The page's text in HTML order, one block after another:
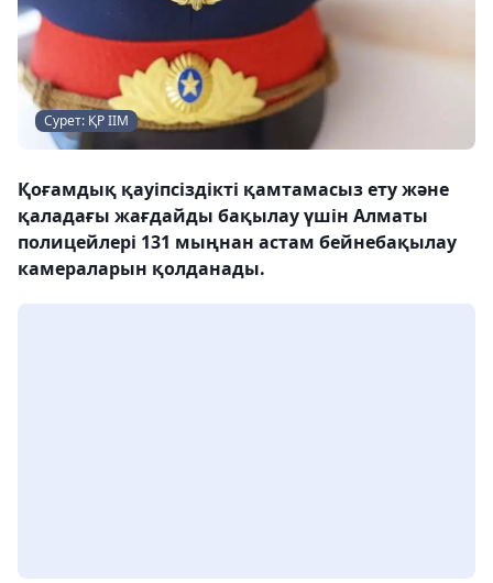
Сурет: ҚР ІІМ
Қоғамдық қауіпсіздікті қамтамасыз ету және
қаладағы жағдайды бақылау үшін Алматы
полицейлері 131 мыңнан астам бейнебақылау
камераларын қолданады.